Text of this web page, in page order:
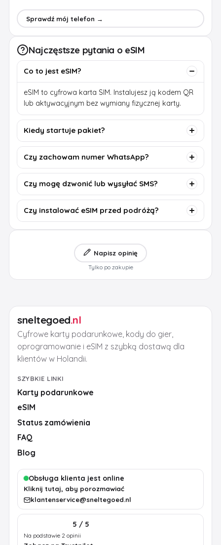
Sprawdź mój telefon →
Najczęstsze pytania o eSIM
Co to jest eSIM?
eSIM to cyfrowa karta SIM. Instalujesz ją kodem QR
lub aktywacyjnym bez wymiany fizycznej karty.
Kiedy startuje pakiet?
Czy zachowam numer WhatsApp?
Czy mogę dzwonić lub wysyłać SMS?
Czy instalować eSIM przed podróżą?
Napisz opinię
Tylko po zakupie
sneltegoed.nl
Cyfrowe karty podarunkowe, kody do gier,
oprogramowanie i eSIM z szybką dostawą dla
klientów w Holandii.
SZYBKIE LINKI
Karty podarunkowe
eSIM
Status zamówienia
FAQ
Blog
Obsługa klienta jest online
Kliknij tutaj, aby porozmawiać
klantenservice@sneltegoed.nl
5 / 5
Na podstawie 2 opinii